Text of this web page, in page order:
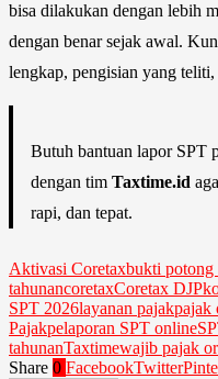
bisa dilakukan dengan lebih
dengan benar sejak awal.
lengkap, pengisian yang
Butuh bantuan lapor SPT
dengan tim Taxtime.id
rapi, dan tepat.
Aktivasi Coretaxbukti potong
tahunancoretaxCoretax DJP
SPT 2026layanan pajakpajak
Pajakpelaporan SPT online
tahunanTaxtimewajib pajak
Share 0 FacebookTwitter